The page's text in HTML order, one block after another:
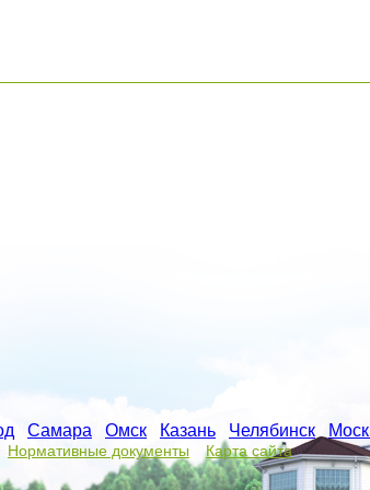
Самара Омск Казань Челябинск
Нормативные документы Карта сайта